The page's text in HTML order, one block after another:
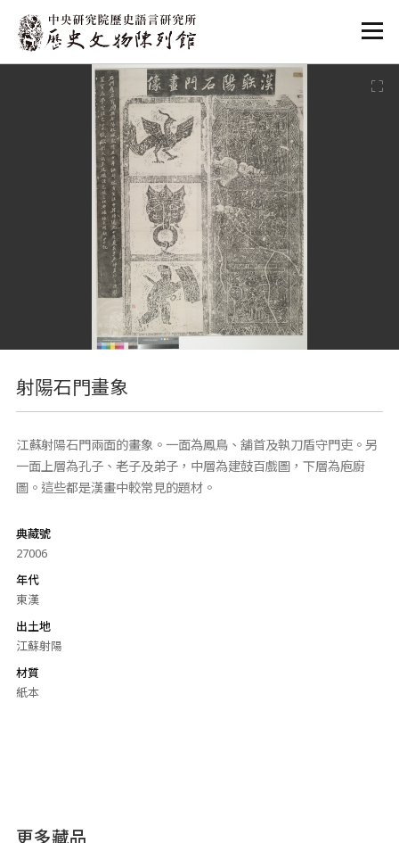
:::
射陽石門畫象
江蘇射陽石門兩面的畫象。一面為鳳鳥、舖首及執刀盾守門吏。另
一面上層為孔子、老子及弟子，中層為建鼓百戲圖，下層為庖廚
圖。這些都是漢畫中較常見的題材。
典藏號
27006
年代
東漢
出土地
江蘇射陽
材質
紙本
更多藏品